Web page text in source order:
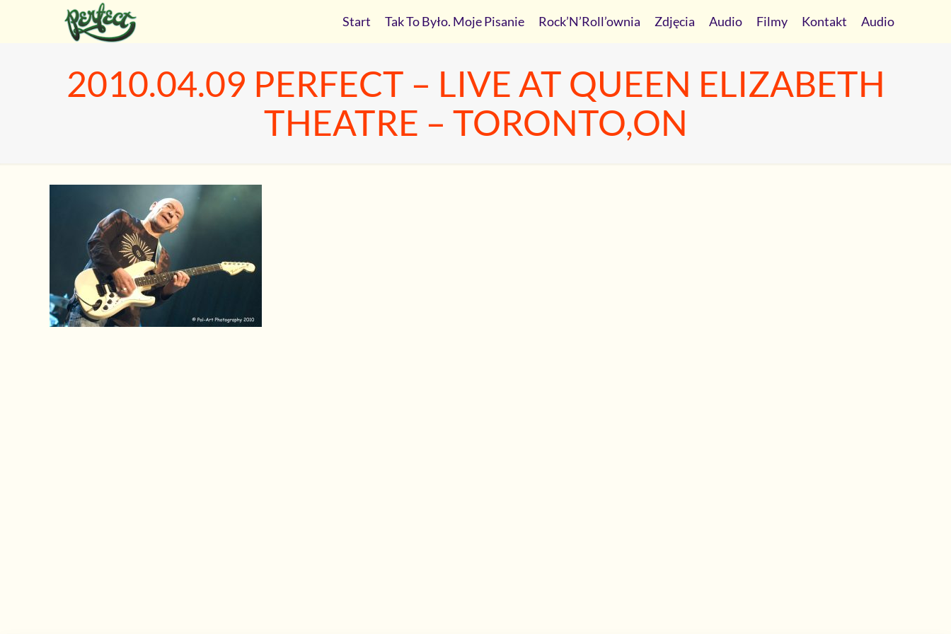
Start Tak To Było. Moje Pisanie Rock’N’Roll’ownia Zdjęcia Audio Filmy Kontakt Audio
2010.04.09 PERFECT – LIVE AT QUEEN ELIZABETH
THEATRE – TORONTO,ON